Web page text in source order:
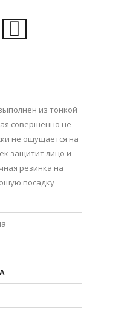
из тонкой
совершенно не
не ощущается на
защитит лицо и
резинка на
посадку